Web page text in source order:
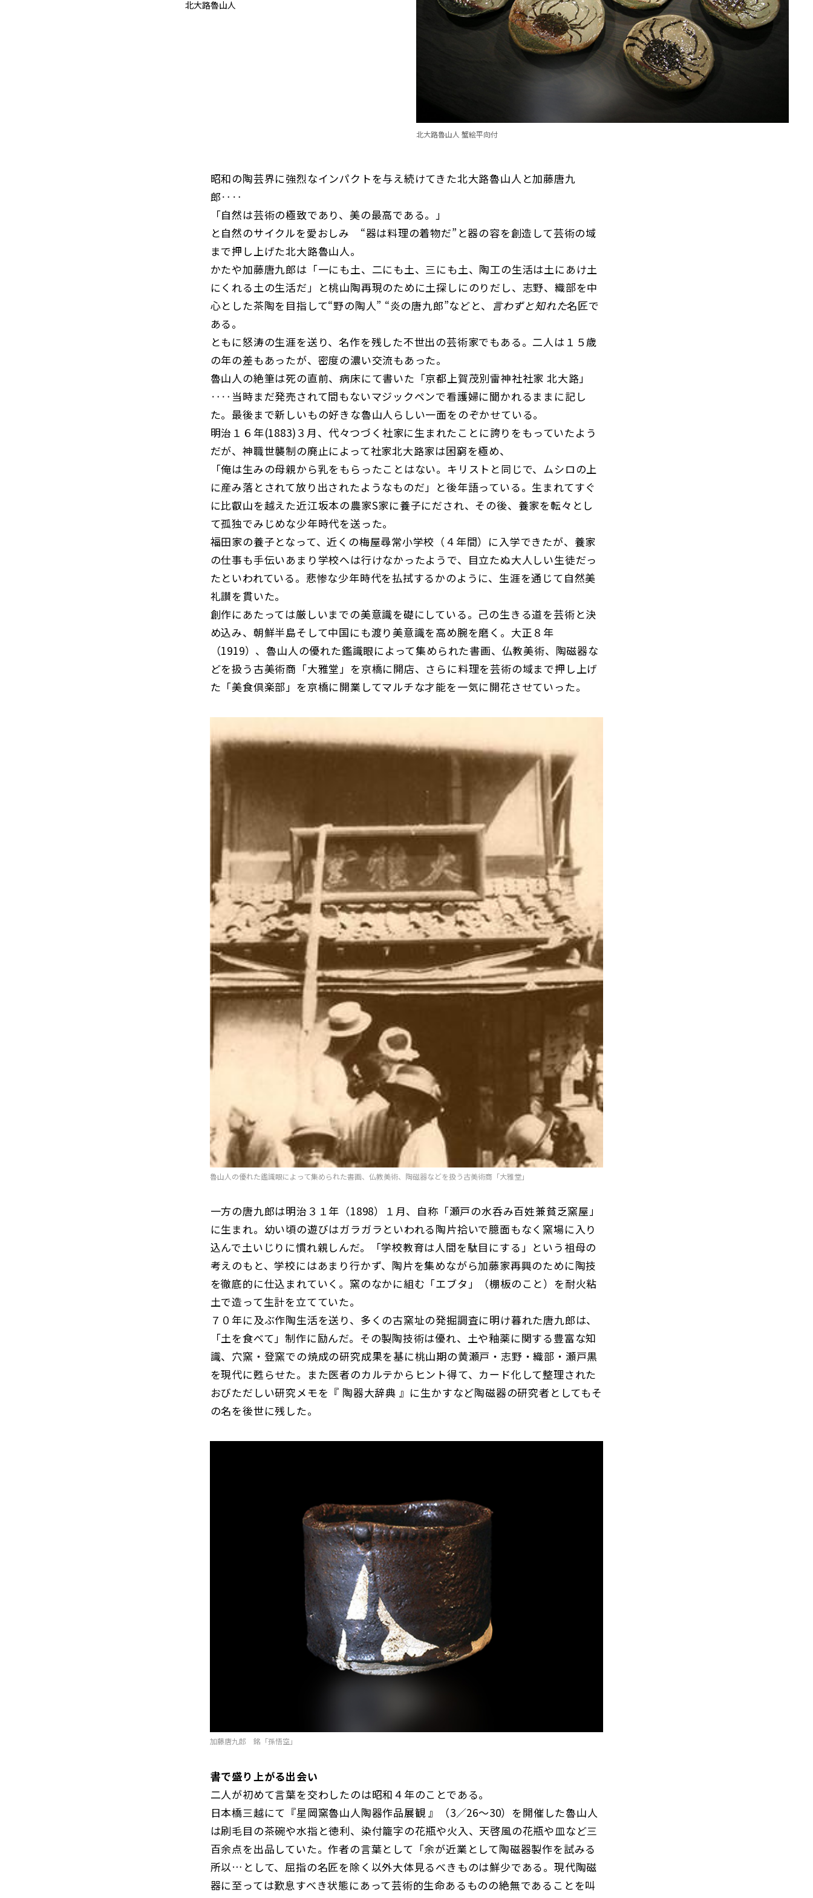
北大路魯山人
北大路魯山人 蟹絵平向付
昭和の陶芸界に強烈なインパクトを与え続けてきた北大路魯山人と加藤唐九
郎‥‥
「自然は芸術の極致であり、美の最高である。」
と自然のサイクルを愛おしみ “器は料理の着物だ”と器の容を創造して芸術の域
まで押し上げた北大路魯山人。
かたや加藤唐九郎は「一にも土、二にも土、三にも土、陶工の生活は土にあけ土
にくれる土の生活だ」と桃山陶再現のために土探しにのりだし、志野、織部を中
心とした茶陶を目指して“野の陶人” “炎の唐九郎”などと、 言わずと知れた名匠で
ある。
ともに怒涛の生涯を送り、名作を残した不世出の芸術家でもある。二人は１５歳
の年の差もあったが、密度の濃い交流もあった。
魯山人の絶筆は死の直前、病床にて書いた「京都上賀茂別雷神社社家 北大路」
‥‥当時まだ発売されて間もないマジックペンで看護婦に聞かれるままに記し
た。最後まで新しいもの好きな魯山人らしい一面をのぞかせている。
明治１６年(1883)３月、代々つづく社家に生まれたことに誇りをもっていたよう
だが、神職世襲制の廃止によって社家北大路家は困窮を極め、
「俺は生みの母親から乳をもらったことはない。キリストと同じで、ムシロの上
に産み落とされて放り出されたようなものだ」と後年語っている。生まれてすぐ
に比叡山を越えた近江坂本の農家S家に養子にだされ、その後、養家を転々とし
て孤独でみじめな少年時代を送った。
福田家の養子となって、近くの梅屋尋常小学校（４年間）に入学できたが、養家
の仕事も手伝いあまり学校へは行けなかったようで、目立たぬ大人しい生徒だっ
たといわれている。悲惨な少年時代を払拭するかのように、生涯を通じて自然美
礼讃を貫いた。
創作にあたっては厳しいまでの美意識を礎にしている。己の生きる道を芸術と決
め込み、朝鮮半島そして中国にも渡り美意識を高め腕を磨く。大正８年
（1919）、魯山人の優れた鑑識眼によって集められた書画、仏教美術、陶磁器な
どを扱う古美術商「大雅堂」を京橋に開店、さらに料理を芸術の域まで押し上げ
た「美食倶楽部」を京橋に開業してマルチな才能を一気に開花させていった。
魯山人の優れた鑑識眼によって集められた書画、仏教美術、陶磁器などを扱う古美術商「大雅堂」
一方の唐九郎は明治３１年（1898）１月、自称「瀬戸の水呑み百姓兼貧乏窯屋」
に生まれ。幼い頃の遊びはガラガラといわれる陶片拾いで臆面もなく窯場に入り
込んで土いじりに慣れ親しんだ。「学校教育は人間を駄目にする」という祖母の
考えのもと、学校にはあまり行かず、陶片を集めながら加藤家再興のために陶技
を徹底的に仕込まれていく。窯のなかに組む「エブタ」（棚板のこと）を耐火粘
土で造って生計を立てていた。
７０年に及ぶ作陶生活を送り、多くの古窯址の発掘調査に明け暮れた唐九郎は、
「土を食べて」制作に励んだ。その製陶技術は優れ、土や釉薬に関する豊富な知
識、穴窯・登窯での焼成の研究成果を基に桃山期の黄瀬戸・志野・織部・瀬戸黒
を現代に甦らせた。また医者のカルテからヒント得て、カード化して整理された
おびただしい研究メモを『 陶器大辞典 』に生かすなど陶磁器の研究者としてもそ
の名を後世に残した。
加藤唐九郎 銘「孫悟空」
書で盛り上がる出会い
二人が初めて言葉を交わしたのは昭和４年のことである。
日本橋三越にて『星岡窯魯山人陶器作品展観 』（3／26～30）を開催した魯山人
は刷毛目の茶碗や水指と徳利、染付籠字の花瓶や火入、天啓風の花瓶や皿など三
百余点を出品していた。作者の言葉として「余が近業として陶磁器製作を試みる
所以…として、屈指の名匠を除く以外大体見るべきものは鮮少である。現代陶磁
器に至っては歎息すべき状態にあって芸術的生命あるものの絶無であることを叫